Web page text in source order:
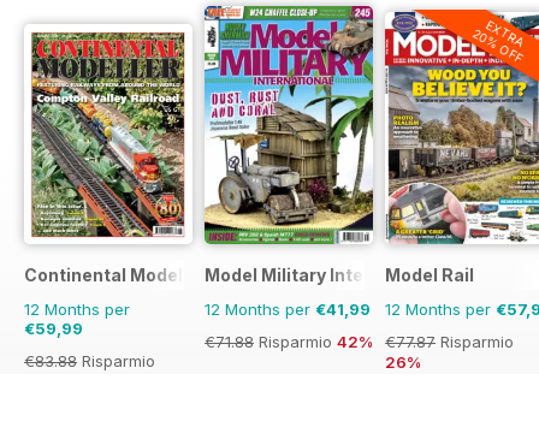
Continental Modeller
12 Months per
€59,99
€83.88 Risparmio
Model Military International
12 Months per €41,99
€71.88 Risparmio 42%
EXTRA
20% OFF
Model Rail
12 Months per
€77.87 Risparmio
26%